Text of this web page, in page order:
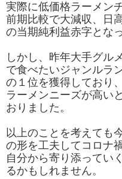
実際に低価格ラーメン
前期比較で大減収、日
の当期純利益赤字とな
しかし、昨年大手グル
で食べたいジャンルラ
の１位を獲得しており
ラーメンニーズが高い
おりました。
以上のことを考えても
の形を工夫してコロナ
自分から寄り添ってい
るかもしれません。